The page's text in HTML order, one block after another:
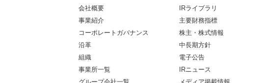
会社概要
事業紹介
コーポレートガバナンス
沿革
組織
事業所一覧
IRライブラリ
主要財務指標
株主・株式情報
中長期方針
電子公告
IRニュース